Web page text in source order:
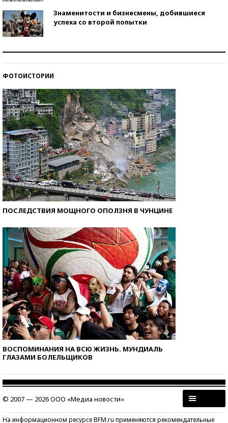
Знаменитости и бизнесмены, добившиеся
успеха со второй попытки
ФОТОИСТОРИИ
ПОСЛЕДСТВИЯ МОЩНОГО ОПОЛЗНЯ В ЧУНЦИНЕ
ВОСПОМИНАНИЯ НА ВСЮ ЖИЗНЬ. МУНДИАЛЬ
ГЛАЗАМИ БОЛЕЛЬЩИКОВ
© 2007 — 2026 ООО «Медиа новости»
На информационном ресурсе BFM.ru применяются рекомендательные